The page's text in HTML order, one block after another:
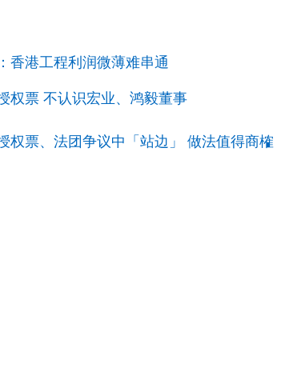
香港工程利润微薄难串通
权票 不认识宏业、鸿毅董事
权票、法团争议中「站边」 做法值得商榷